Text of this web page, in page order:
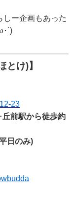
しー企画もあった
´)
とけ)】
23
前駅から徒歩約
日のみ)